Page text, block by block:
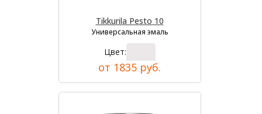
Tikkurila Pesto 10
Универсальная эмаль
Цвет:
от 1835 руб.